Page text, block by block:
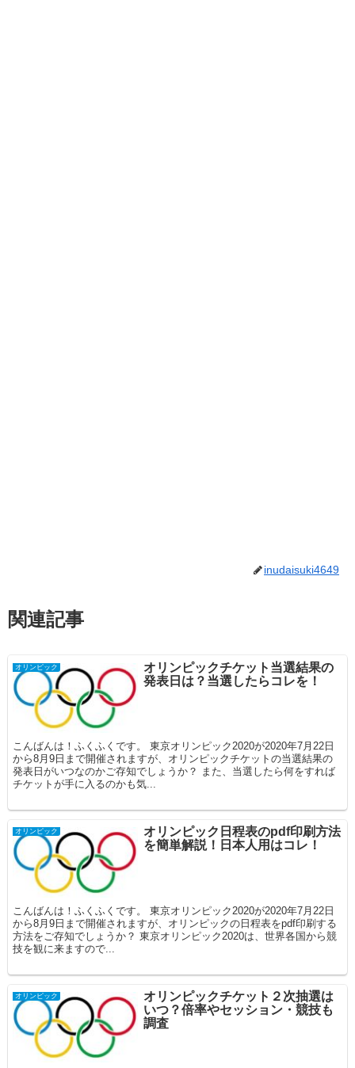
inudaisuki4649
関連記事
オリンピック
オリンピックチケット当選結果の
発表日は？当選したらコレを！
こんばんは！ふくふくです。 東京オリンピック2020が2020年7月22日
から8月9日まで開催されますが、オリンピックチケットの当選結果の
発表日がいつなのかご存知でしょうか？ また、当選したら何をすれば
チケットが手に入るのかも気...
オリンピック
オリンピック日程表のpdf印刷方法
を簡単解説！日本人用はコレ！
こんばんは！ふくふくです。 東京オリンピック2020が2020年7月22日
から8月9日まで開催されますが、オリンピックの日程表をpdf印刷する
方法をご存知でしょうか？ 東京オリンピック2020は、世界各国から競
技を観に来ますので...
オリンピック
オリンピックチケット２次抽選は
いつ？倍率やセッション・競技も
調査